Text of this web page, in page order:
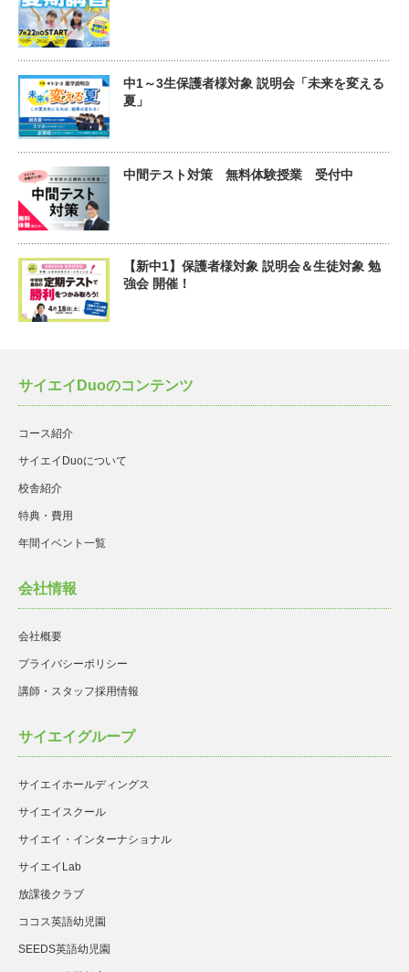
中1～3生保護者様対象 説明会「未来を変える
夏」
中間テスト対策 無料体験授業 受付中
【新中1】保護者様対象 説明会＆生徒対象 勉
強会 開催！
サイエイDuoのコンテンツ
コース紹介
サイエイDuoについて
校舎紹介
特典・費用
年間イベント一覧
会社情報
会社概要
プライバシーポリシー
講師・スタッフ採用情報
サイエイグループ
サイエイホールディングス
サイエイスクール
サイエイ・インターナショナル
サイエイLab
放課後クラブ
ココス英語幼児園
SEEDS英語幼児園